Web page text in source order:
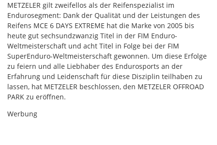
METZELER gilt zweifellos als der Reifenspezialist im
Endurosegment: Dank der Qualität und der Leistungen des
Reifens MCE 6 DAYS EXTREME hat die Marke von 2005 bis
heute gut sechsundzwanzig Titel in der FIM Enduro-
Weltmeisterschaft und acht Titel in Folge bei der FIM
SuperEnduro-Weltmeisterschaft gewonnen. Um diese Erfolge
zu feiern und alle Liebhaber des Endurosports an der
Erfahrung und Leidenschaft für diese Disziplin teilhaben zu
lassen, hat METZELER beschlossen, den METZELER OFFROAD
PARK zu eröffnen.
Werbung